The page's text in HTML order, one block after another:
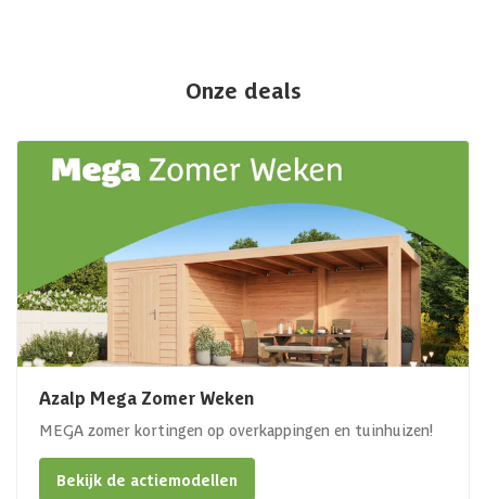
Onze deals
Azalp Mega Zomer Weken
MEGA zomer kortingen op overkappingen en tuinhuizen!
Bekijk de actiemodellen